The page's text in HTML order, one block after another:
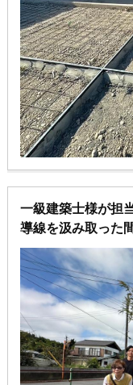
一級建築士様が担
導線を汲み取った